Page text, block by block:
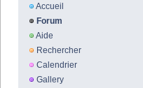
Accueil
Forum
Aide
Rechercher
Calendrier
Gallery